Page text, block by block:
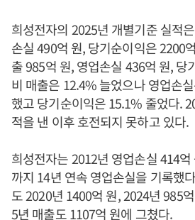
희성전자의 2025년 개별기준 실적
손실 490억 원, 당기순이익은 2200
출 985억 원, 영업손실 436억 원, 당
비 매출은 12.4% 늘었으나 영업손
했고 당기순이익은 15.1% 줄었다.
적을 낸 이후 호전되지 못하고 있다.
희성전자는 2012년 영업손실 414
까지 14년 연속 영업손실을 기록했
도 2020년 1400억 원, 2024년 985
5년 매출도 1107억 원에 그쳤다.